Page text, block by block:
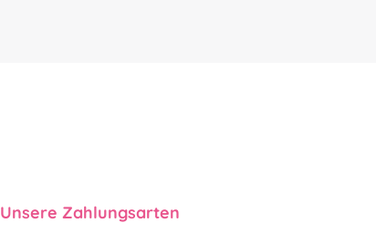
Unsere Zahlungsarten